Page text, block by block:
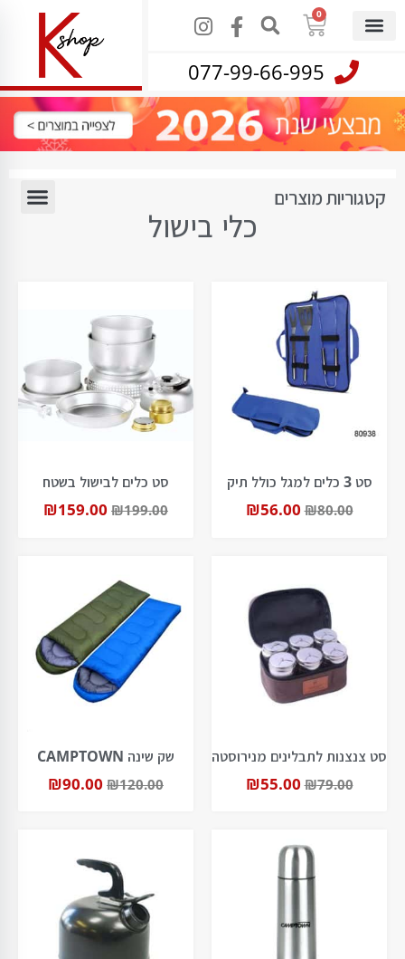
0
077-99-66-995
קטגוריות מוצרים
כלי בישול
סט 3 כלים למגל כולל תיק
₪80.00
₪56.00
סט כלים לבישול בשטח
₪199.00
₪159.00
סט צנצנות לתבלינים מנירוסטה
₪79.00
₪55.00
שק שינה CAMPTOWN
₪120.00
₪90.00